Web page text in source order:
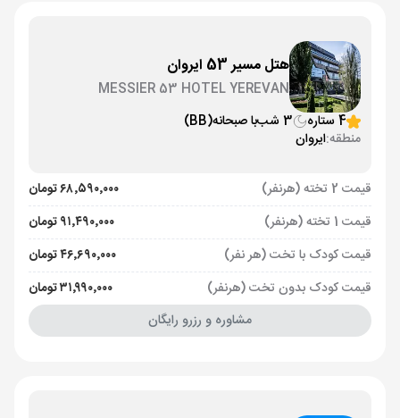
هتل مسیر 53 ایروان
MESSIER 53 HOTEL YEREVAN
4 ستاره
3 شب با صبحانه(BB)
منطقه:ایروان
قیمت 2 تخته (هرنفر)
۶۸٬۵۹۰٬۰۰۰ تومان
قیمت 1 تخته (هرنفر)
۹۱٬۴۹۰٬۰۰۰ تومان
قیمت کودک با تخت (هر نفر)
۴۶٬۶۹۰٬۰۰۰ تومان
قیمت کودک بدون تخت (هرنفر)
۳۱٬۹۹۰٬۰۰۰ تومان
مشاوره و رزرو رایگان